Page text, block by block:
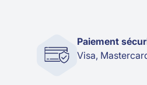
Paiement
Visa,